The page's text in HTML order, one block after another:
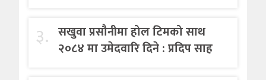
३. सखुवा प्रसौनीमा होल टिमको साथ
२०८४ मा उमेदवारि दिने : प्रदिप साह